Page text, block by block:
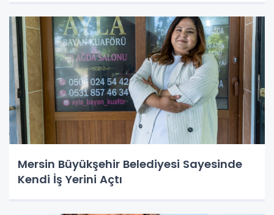
Mersin Büyükşehir Belediyesi Sayesinde
Kendi İş Yerini Açtı